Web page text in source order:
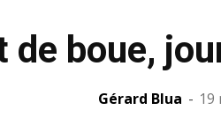
de boue,
Gérard Blua - 19